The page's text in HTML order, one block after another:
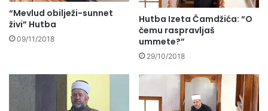
“Mevlud obilježi-sunnet
živi” Hutba
09/11/2018
Hutba Izeta Čamdžića: “O
čemu raspravljaš
ummete?”
29/10/2018